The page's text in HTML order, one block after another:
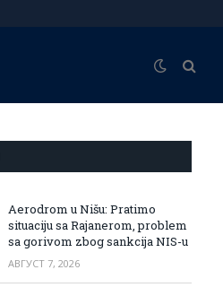
Aerodrom u Nišu: Pratimo
situaciju sa Rajanerom, problem
sa gorivom zbog sankcija NIS-u
АВГУСТ 7, 2026